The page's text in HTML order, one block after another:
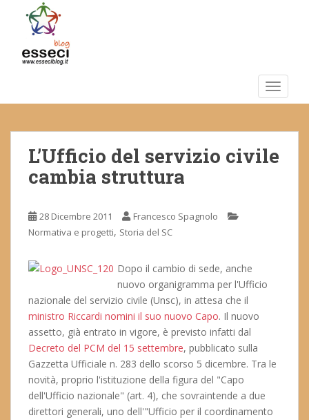
m
L’Ufficio del servizio civile
cambia struttura
28 Dicembre 2011
Francesco Spagnolo
Normativa e progetti, Storia del SC
Dopo il cambio di sede, anche
nuovo organigramma per l'Ufficio
nazionale del servizio civile (Unsc), in attesa che il
ministro Riccardi nomini il suo nuovo Capo. Il nuovo
assetto, già entrato in vigore, è previsto infatti dal
Decreto del PCM del 15 settembre, pubblicato sulla
Gazzetta Ufficiale n. 283 dello scorso 5 dicembre. Tra le
novità, proprio l'istituzione della figura del "Capo
dell'Ufficio nazionale" (art. 4), che sovraintende a due
direttori generali, uno dell'"Ufficio per il coordinamento